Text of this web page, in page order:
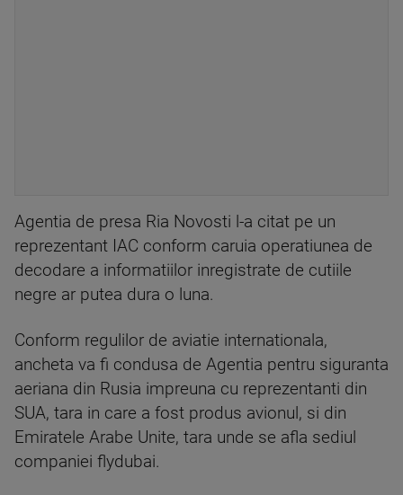
Agentia de presa Ria Novosti l-a citat pe un
reprezentant IAC conform caruia operatiunea de
decodare a informatiilor inregistrate de cutiile
negre ar putea dura o luna.
Conform regulilor de aviatie internationala,
ancheta va fi condusa de Agentia pentru siguranta
aeriana din Rusia impreuna cu reprezentanti din
SUA, tara in care a fost produs avionul, si din
Emiratele Arabe Unite, tara unde se afla sediul
companiei flydubai.